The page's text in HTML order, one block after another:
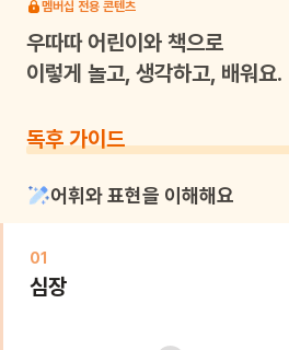
멤버십 전용 콘텐츠
우따따어린이와 책으로
이렇게 놀고, 생각하고, 배워요.
독후 가이드
어휘와 표현을 이해해요
01
심장